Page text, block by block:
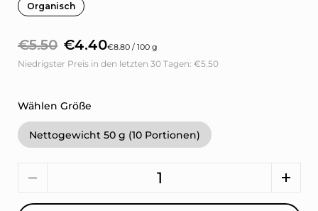
Organisch
€4.40
€5.50 €8.80 / 100 g
Niedrigster Preis in den letzten 30 Tagen: €5.50
Wählen Größe
Nettogewicht 50 g (10 Portionen)